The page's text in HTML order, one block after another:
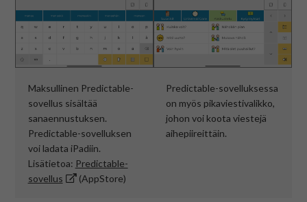
Maksullinen Predictable-
sovellus sisältää
sanaennustuksen.
Predictable-sovelluksen
voi ladata iPadiin.
Lisätietoa: Predictable-
sovellus
(AppStore)
Predictable-sovelluksessa
on myös pikaviestivalikko,
johon voi koota viestejä
aihepiireittäin.